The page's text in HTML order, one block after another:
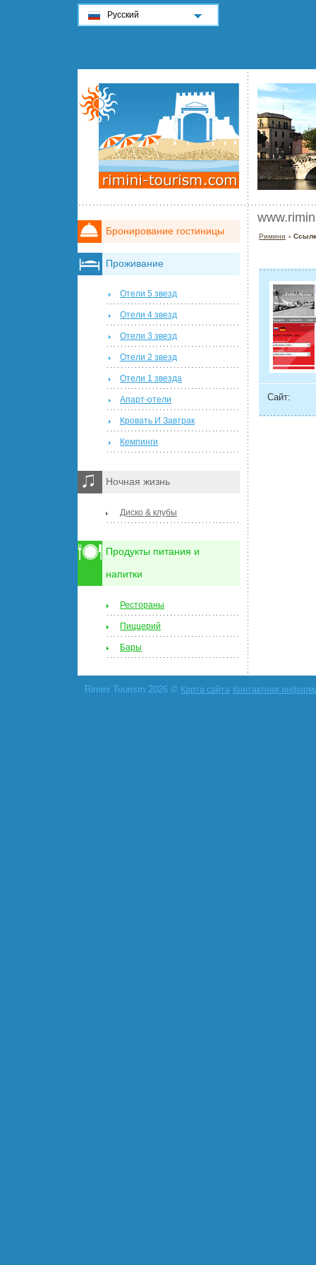
Римини ›
Сайт:
Бронирование гостиницы
Проживание
Отели 5 звезд
Отели 4 звезд
Отели 3 звезд
Отели 2 звезд
Отели 1 звезда
Апарт-отели
Кровать И Завтрак
Кемпинги
Ночная жизнь
Диско & клубы
Продукты питания и
напитки
Рестораны
Пиццерий
Бары
Rimini Tourism 2026 © Карта сайта Контактная
Русский